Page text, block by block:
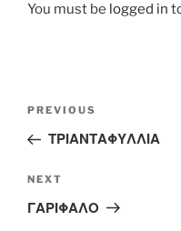
You must be logged in
Previous
Post
PREVIOUS
ΤΡΙΑΝΤΑΦΥΛΛΙΑ
Next
Post
NEXT
ΓΑΡΙΦΑΛΟ